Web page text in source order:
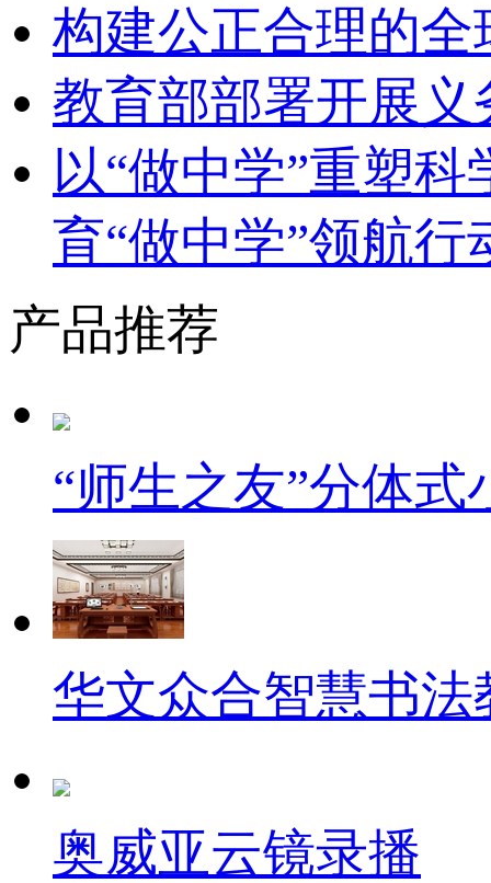
构建公正合理的
教育部部署开展义
以“做中学”重塑
育“做中学”领航行
产品推荐
“师生之友”分体
华文众合智慧书法
奥威亚云镜录播